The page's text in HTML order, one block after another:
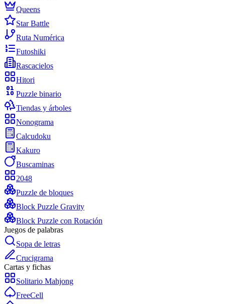
Queens
Star Battle
Ruta Numérica
Futoshiki
Rascacielos
Hitori
Puzzle binario
Tiendas y árboles
Nonograma
Calcudoku
Kakuro
Buscaminas
2048
Puzzle de bloques
Block Puzzle Gravity
Block Puzzle con Rotación
Juegos de palabras
Sopa de letras
Crucigrama
Cartas y fichas
Solitario Mahjong
FreeCell